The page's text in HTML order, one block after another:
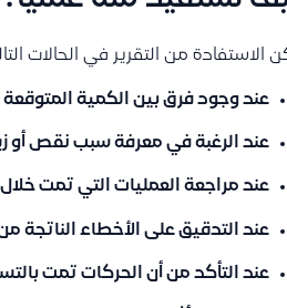
الاستفادة من التقرير في الحالات
عند وجود فرق بين الكمية المتوقعة
عند الرغبة في معرفة سبب نقص أو
عند مراجعة العمليات التي تمت
عند التدقيق على الأخطاء الناتجة من
عند التأكد من أن الحركات تمت